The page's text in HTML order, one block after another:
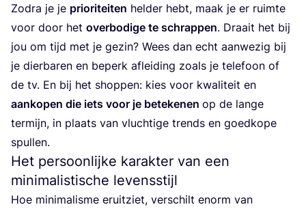
Zodra je je pri­o­ri­tei­ten hel­der hebt, maak je er ruim­te
voor door het over­bo­di­ge te schrap­pen. Draait het bij
jou om tijd met je gezin? Wees dan echt aan­we­zig bij
je dier­ba­ren en beperk aflei­ding zoals je tele­foon of
de tv. En bij het shop­pen: kies voor kwa­li­teit en
aan­ko­pen die iets voor je bete­ke­nen op de lan­ge
ter­mijn, in plaats van vluch­ti­ge trends en goed­ko­pe
spullen.
Het persoonlijke karakter van een
minimalistische levensstijl
Hoe mini­ma­lis­me eruit­ziet, ver­schilt enorm van